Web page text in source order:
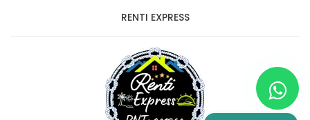
RENTI EXPRESS